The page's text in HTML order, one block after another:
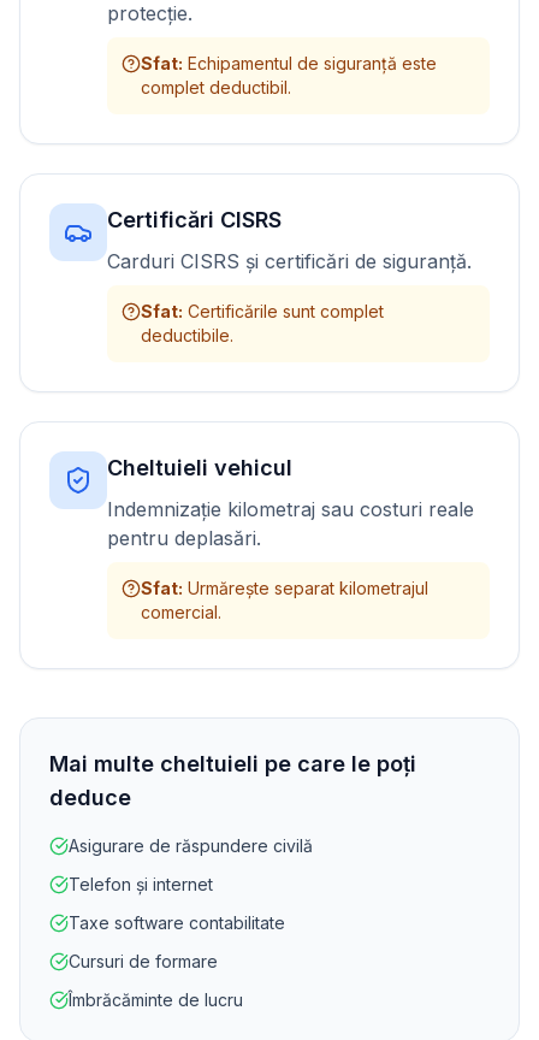
protecție.
Sfat: Echipamentul de siguranță este
complet deductibil.
Certificări CISRS
Carduri CISRS și certificări de siguranță.
Sfat: Certificările sunt complet
deductibile.
Cheltuieli vehicul
Indemnizație kilometraj sau costuri reale
pentru deplasări.
Sfat: Urmărește separat kilometrajul
comercial.
Mai multe cheltuieli pe care le poți
deduce
Asigurare de răspundere civilă
Telefon și internet
Taxe software contabilitate
Cursuri de formare
Îmbrăcăminte de lucru